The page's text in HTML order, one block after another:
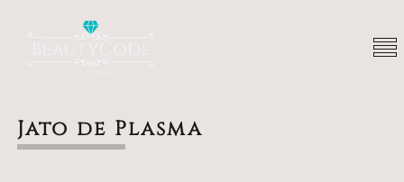
Jato de Plasma